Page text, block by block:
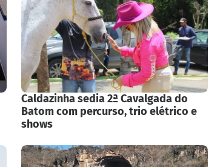
Caldazinha sedia 2ª Cavalgada do
Batom com percurso, trio elétrico e
shows